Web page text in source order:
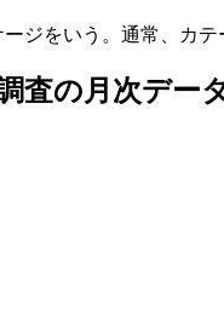
ジをいう。通常、カテ
査の月次デー